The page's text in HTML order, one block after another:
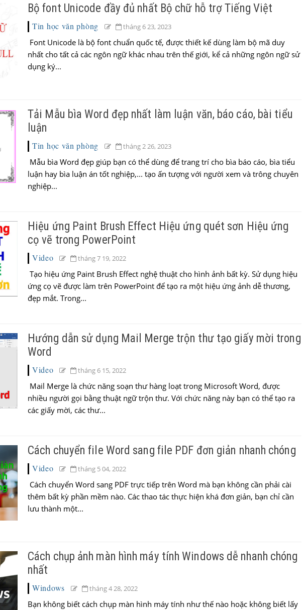
Bộ font Unicode đầy đủ nhất Bộ chữ hỗ trợ Tiếng Việt
Tin học văn phòng tháng 6 23, 2023
Font Unicode là bộ font chuẩn quốc tế, được thiết kế dùng làm bộ mã duy
nhất cho tất cả các ngôn ngữ khác nhau trên thế giới, kể cả những ngôn ngữ sử
dụng ký...
Tải Mẫu bìa Word đẹp nhất làm luận văn, báo cáo, bài tiểu
luận
Tin học văn phòng tháng 2 26, 2023
Mẫu bìa Word đẹp giúp bạn có thể dùng để trang trí cho bìa báo cáo, bìa tiểu
luận hay bìa luận án tốt nghiệp,... tạo ấn tượng với người xem và trông chuyên
nghiệp...
Hiệu ứng Paint Brush Effect Hiệu ứng quét sơn Hiệu ứng
cọ vẽ trong PowerPoint
Video tháng 7 19, 2022
Tạo hiệu ứng Paint Brush Effect nghệ thuật cho hình ảnh bất kỳ. Sử dụng hiệu
ứng cọ vẽ được làm trên PowerPoint để tạo ra một hiệu ứng ảnh dễ thương,
đẹp mắt. Trong...
Hướng dẫn sử dụng Mail Merge trộn thư tạo giấy mời trong
Word
Video tháng 6 15, 2022
Mail Merge là chức năng soạn thư hàng loạt trong Microsoft Word, được
nhiều người gọi bằng thuật ngữ trộn thư. Với chức năng này bạn có thể tạo ra
các giấy mời, các thư...
Cách chuyển file Word sang file PDF đơn giản nhanh chóng
Video tháng 5 04, 2022
Cách chuyển Word sang PDF trực tiếp trên Word mà bạn không cần phải cài
thêm bất kỳ phần mềm nào. Các thao tác thực hiện khá đơn giản, bạn chỉ cần
lưu thành một...
Cách chụp ảnh màn hình máy tính Windows dễ nhanh chóng
nhất
Windows tháng 4 28, 2022
Bạn không biết cách chụp màn hình máy tính như thế nào hoặc không biết lấy